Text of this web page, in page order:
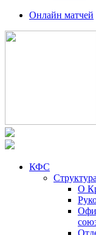
Онлайн матчей
КФС
О